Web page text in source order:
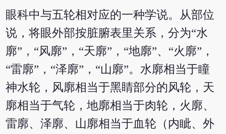
眼科中与五轮相对应的一种学说。从部位
说，将眼外部按脏腑表里关系，分为“水
廓”，“风廓”，“天廓”，“地廓”、“火廓”，
“雷廓”，“泽廓”，“山廓”。水廓相当于瞳
神水轮，风廓相当于黑睛部分的风轮，天
廓相当于气轮，地廓相当于肉轮，火廓、
雷廓、泽廓、山廓相当于血轮（内眦、外